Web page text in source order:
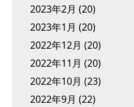
2023年2月 (20)
2023年1月 (20)
2022年12月 (20)
2022年11月 (20)
2022年10月 (23)
2022年9月 (22)